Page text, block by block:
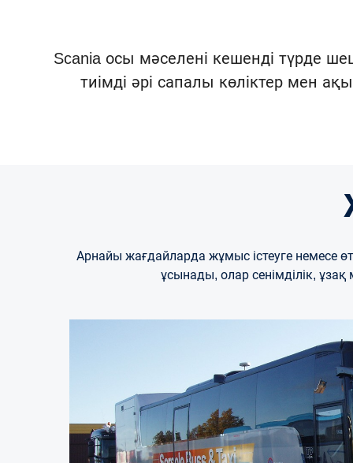
Scania осы мәселені кешенді түрде
тиімді әрі сапалы көліктер мен
Арнайы жағдайларда жұмыс істеуге немесе
ұсынады, олар сенімділік, ұзақ